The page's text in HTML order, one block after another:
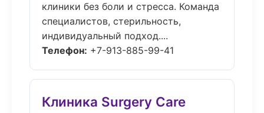
клиники без боли и стресса. Команда
специалистов, стерильность,
индивидуальный подход....
Телефон: +7-913-885-99-41
Клиника Surgery Care